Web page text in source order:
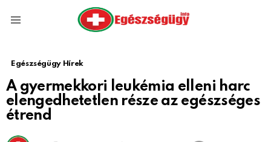
Egészségügy Hírek
A gyermekkori leukémia elleni harc
elengedhetetlen része az egészséges
étrend